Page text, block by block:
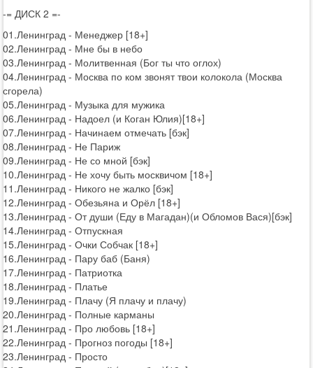
-= ДИСК 2 =-
01.Ленинград - Менеджер [18+]
02.Ленинград - Мне бы в небо
03.Ленинград - Молитвенная (Бог ты что оглох)
04.Ленинград - Москва по ком звонят твои колокола (Москва
сгорела)
05.Ленинград - Музыка для мужика
06.Ленинград - Надоел (и Коган Юлия)[18+]
07.Ленинград - Начинаем отмечать [бэк]
08.Ленинград - Не Париж
09.Ленинград - Не со мной [бэк]
10.Ленинград - Не хочу быть москвичом [18+]
11.Ленинград - Никого не жалко [бэк]
12.Ленинград - Обезьяна и Орёл [18+]
13.Ленинград - От души (Еду в Магадан)(и Обломов Вася)[бэк]
14.Ленинград - Отпускная
15.Ленинград - Очки Собчак [18+]
16.Ленинград - Пару баб (Баня)
17.Ленинград - Патриотка
18.Ленинград - Платье
19.Ленинград - Плачу (Я плачу и плачу)
20.Ленинград - Полные карманы
21.Ленинград - Про любовь [18+]
22.Ленинград - Прогноз погоды [18+]
23.Ленинград - Просто